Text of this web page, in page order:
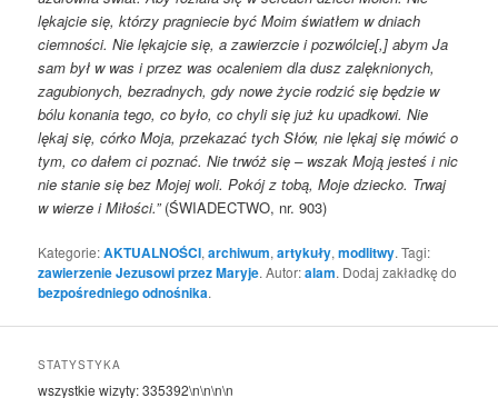
lękajcie się, którzy pragniecie być Moim światłem w dniach
ciemności. Nie lękajcie się, a zawierzcie i pozwólcie[,] abym Ja
sam był w was i przez was ocaleniem dla dusz zalęknionych,
zagubionych, bezradnych, gdy nowe życie rodzić się będzie w
bólu konania tego, co było, co chyli się już ku upadkowi. Nie
lękaj się, córko Moja, przekazać tych Słów, nie lękaj się mówić o
tym, co dałem ci poznać. Nie trwóż się – wszak Moją jesteś i nic
nie stanie się bez Mojej woli. Pokój z tobą, Moje dziecko. Trwaj
w wierze i Miłości.”(ŚWIADECTWO, nr. 903)
Kategorie:AKTUALNOŚCI,archiwum,artykuły,modlitwy. Tagi:
zawierzenie Jezusowi przez Maryje. Autor:alam. Dodaj zakładkę do
bezpośredniego odnośnika.
STATYSTYKA
wszystkie wizyty:335392\n\n\n\n